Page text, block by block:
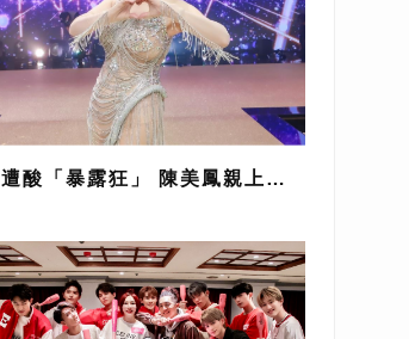
遭酸「暴露狂」 陳美鳳親上火